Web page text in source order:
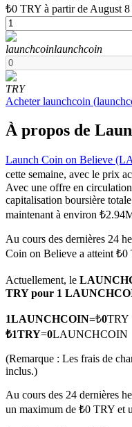
Futures USDT
Futures utilisant
Futures COIN-M
Contrats à terme sur
TradFi
premières
₺0 TRY à partir de August
launchcoinlaunchcoin
TRY
Acheter launchcoin (
À propos de
Launch Coin on Believe
cette semaine, avec le prix
Avec une offre en
capitalisation boursière
maintenant à environ
Au cours des dernières 24
Coin on Believe a atteint ₺0
Actuellement, le
TRY pour 1
1LAUNCHCOIN=₺0TRY
₺1TRY=0LAUNCHCOIN
(Remarque : Les frais de
inclus.)
Au cours des 24 dernières
un maximum de ₺0 TRY et